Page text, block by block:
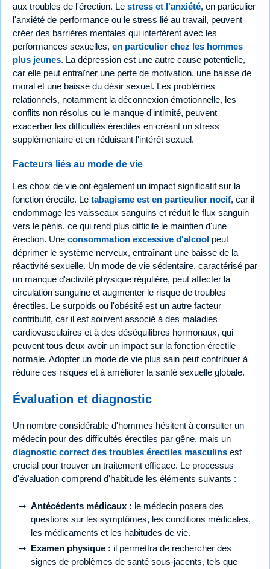
aux troubles de l'érection. Le stress et l'anxiété, en particulier
l'anxiété de performance ou le stress lié au travail, peuvent
créer des barrières mentales qui interfèrent avec les
performances sexuelles, en particulier chez les hommes
plus jeunes. La dépression est une autre cause potentielle,
car elle peut entraîner une perte de motivation, une baisse de
moral et une baisse du désir sexuel. Les problèmes
relationnels, notamment la déconnexion émotionnelle, les
conflits non résolus ou le manque d'intimité, peuvent
exacerber les difficultés érectiles en créant un stress
supplémentaire et en réduisant l'intérêt sexuel.
Facteurs liés au mode de vie
Les choix de vie ont également un impact significatif sur la
fonction érectile. Le tabagisme est en particulier nocif, car il
endommage les vaisseaux sanguins et réduit le flux sanguin
vers le pénis, ce qui rend plus difficile le maintien d'une
érection. Une consommation excessive d'alcool peut
déprimer le système nerveux, entraînant une baisse de la
réactivité sexuelle. Un mode de vie sédentaire, caractérisé par
un manque d'activité physique régulière, peut affecter la
circulation sanguine et augmenter le risque de troubles
érectiles. Le surpoids ou l'obésité est un autre facteur
contributif, car il est souvent associé à des maladies
cardiovasculaires et à des déséquilibres hormonaux, qui
peuvent tous deux avoir un impact sur la fonction érectile
normale. Adopter un mode de vie plus sain peut contribuer à
réduire ces risques et à améliorer la santé sexuelle globale.
Évaluation et diagnostic
Un nombre considérable d'hommes hésitent à consulter un
médecin pour des difficultés érectiles par gêne, mais un
diagnostic correct des troubles érectiles masculins est
crucial pour trouver un traitement efficace. Le processus
d'évaluation comprend d'habitude les éléments suivants :
Antécédents médicaux : le médecin posera des
questions sur les symptômes, les conditions médicales,
les médicaments et les habitudes de vie.
Examen physique : il permettra de rechercher des
signes de problèmes de santé sous-jacents, tels que